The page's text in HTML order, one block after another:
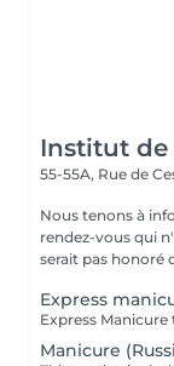
Institut de
55-55A, Rue de
Nous tenons à
rendez-vous qui
serait pas honoré
Express
Manicure